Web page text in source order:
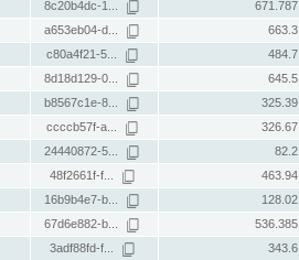
8c20b4dc-1... 671.787
a653eb04-d... 663.3
c80a4f21-5... 484.7
8d18d129-0... 645.5
b8567c1e-8... 325.39
ccccb57f-a... 326.67
24440872-5... 82.2
48f2661f-f... 463.94
16b9b4e7-b... 128.02
67d6e882-b... 536.385
3adf88fd-f... 343.6